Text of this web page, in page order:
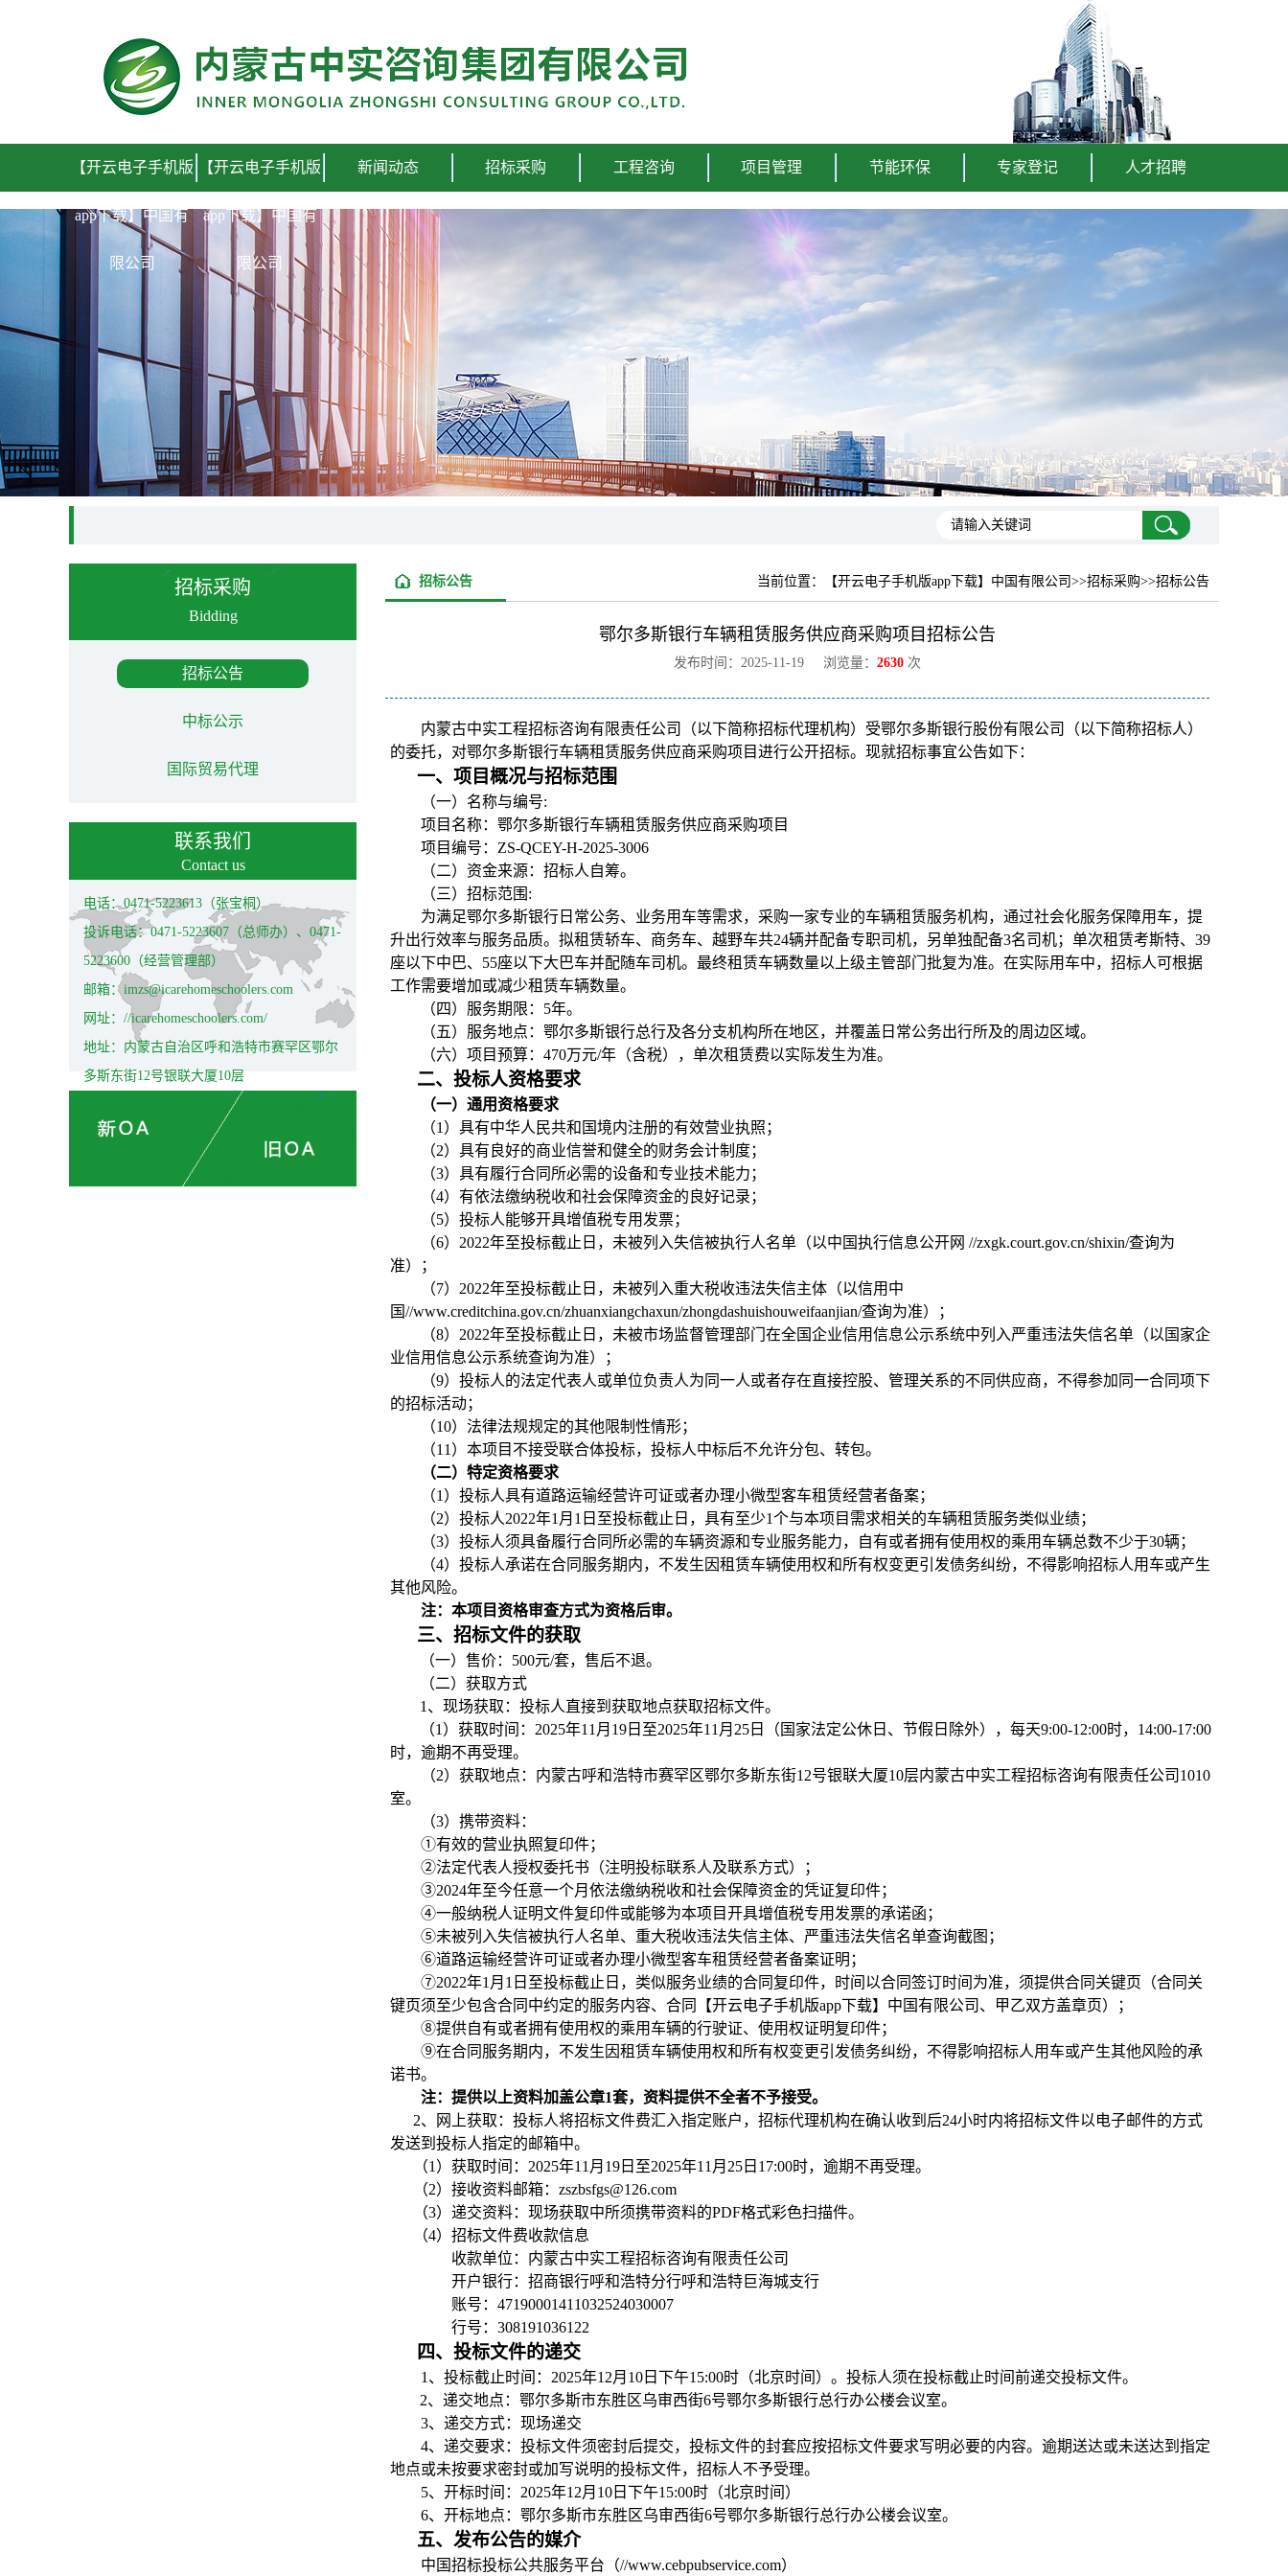
【开云电子手机版
app下载】中国有
限公司
【开云电子手机版
app下载】中国有
限公司
新闻动态 招标采购 工程咨询 项目管理 节能环保 专家登记 人才招聘
招标采购
Bidding
招标公告
中标公示
国际贸易代理
联系我们
Contact us
电话：0471-5223613（张宝桐）
投诉电话：0471-5223607（总师办）、0471-
5223600（经营管理部）
邮箱：imzs@icarehomeschoolers.com
网址：//icarehomeschoolers.com/
地址：内蒙古自治区呼和浩特市赛罕区鄂尔
多斯东街12号银联大厦10层
当前位置： 【开云电子手机版app下载】中国有限公司 >>招标采购>>招标公告
招标公告
鄂尔多斯银行车辆租赁服务供应商采购项目招标公告
发布时间：2025-11-19 浏览量： 2630 次
内蒙古中实工程招标咨询有限责任公司（以下简称招标代理机构）受鄂尔多斯银行股份有限公司
（以下简称招标人）
的委托，对鄂尔多斯银行车辆租赁服务供应商采购项目进行公开招标。 现就招标事宜公告如下：
一、项目概况与招标范围
（一）名称与编号:
项目名称：鄂尔多斯银行车辆租赁服务供应商采购项目
项目编号：ZS-QCEY-H-2025-3006
（二）资金来源：招标人自筹。
（三）招标范围:
为满足鄂尔多斯银行日常公务、业务用车等需求，采购一家专业的车辆租赁服务机构，通过社会化服务保障用车，提
升出行效率与服务品质。拟租赁轿车、商务车、越野车共24辆并配备专职司机，另单独配备3名司机；单次租赁考斯特、39
座以下中巴、55座以下大巴车并配随车司机。最终租赁车辆数量以上级主管部门批复为准。在实际用车中，招标人可根据
工作需要增加或减少租赁车辆数量。
（四） 服务期限 ： 5年。
（五）服务地点：鄂尔多斯银行总行及各分支机构所在地区，并覆盖日常公务出行所及的周边区域。
（六）项目预算：470万元/年（含税），单次租赁费以实际发生为准。
二、投标人资格要求
（一）通用资格要求
（1）具有中华人民共和国境内注册的有效营业执照；
（2）具有良好的商业信誉和健全的财务会计制度；
（3）具有履行合同所必需的设备和专业技术能力；
（4）有依法缴纳税收和社会保障资金的良好记录；
（5）投标人能够开具增值税专用发票；
（6）2022年至投标截止日，未被列入失信被执行人名单（以中国执行信息公开网 //zxgk.court.gov.cn/shixin/查询为
准）；
（7）2022年至投标截止日，未被列入重大税收违法失信主体（以信用中
国//www.creditchina.gov.cn/zhuanxiangchaxun/zhongdashuishouweifaanjian/查询为准）；
（8）2022年至投标截止日，未被市场监督管理部门在全国企业信用信息公示系统中列入严重违法失信名单（以国家企
业信用信息公示系统查询为准）；
（9）投标人的法定代表人或单位负责人为同一人或者存在直接控股、管理关系的不同供应商，不得参加同一合同项下
的招标活动；
（10）法律法规规定的其他限制性情形；
（11） 本项目不接受联合体投标， 投标人中标后不允许分包、转包。
（二）特定资格要求
（1）投标人具有道路运输经营许可证或者办理小微型客车租赁经营者备案；
（2）投标人2022年1月1日至投标截止日，具有至少1个与本项目需求相关的车辆租赁服务类似业绩；
（3）投标人须具备履行合同所必需的车辆资源和专业服务能力，自有或者拥有使用权的乘用车辆总数不少于30辆 ；
（4）投标人承诺在合同服务期内，不发生因租赁车辆使用权和所有权变更引发债务纠纷，不得影响招标人用车或产生
其他风险。
注：本项目资格审查方式为资格后审。
三、招标文件的获取
（一）售价：500元/套，售后不退。
（二）获取方式
1、现场获取：投标人直接到获取地点获取招标文件。
（1） 获取时间：2025年11月19日至2025年11月25日（国家法定公休日、节假日除外），每天9:00-12:00时，14:00-17:00
时，逾期不再受理。
（2）获取地点： 内蒙古呼和浩特市赛罕区鄂尔多斯东街12号银联大厦10层内蒙古中实工程招标咨询有限责任公司1010
室。
（3）携带资料：
①有效的营业执照复印件；
②法定代表人授权委托书（注明投标联系人及联系方式）；
③2024年至今任意一个月依法缴纳税收和社会保障资金的凭证复印件；
④一般纳税人证明文件复印件或能够为本项目开具增值税专用发票的承诺函；
⑤未被列入失信被执行人名单、重大税收违法失信主体、严重违法失信名单查询截图 ；
⑥道路运输经营许可证或者办理小微型客车租赁经营者备案证明；
⑦2022年1月1日至投标截止日，类似服务业绩的合同复印件，时间以合同签订时间为准，须提供合同关键页（合同关
键页须至少包含合同中约定的服务内容、合同【开云电子手机版app下载】中国有限公司、甲乙双方盖章页）；
⑧提供自有或者拥有使用权的乘用车辆的行驶证、使用权证明复印件；
⑨在合同服务期内，不发生因租赁车辆使用权和所有权变更引发债务纠纷，不得影响招标人用车或产生其他风险的承
诺书。
注：提供以上资料加盖公章1套，资料提供不全者不予接受。
2、网上获取： 投标人将招标文件费汇入指定账户，招标代理机构在确认收到后24小时内将招标文件以电子邮件的方式
发送到投标人指定的邮箱中。
（1）获取时间： 2025年11月19日至2025年11月25日 17:00时，逾期不再受理。
（2）接收资料邮箱：zszbsfgs@126.com
（3）递交资料：现场获取中所须携带资料的PDF格式彩色扫描件。
（4）招标文件费收款信息
收款单位：内蒙古中实工程招标咨询有限责任公司
开户银行：招商银行呼和浩特分行呼和浩特巨海城支行
账号：47190001411032524030007
行号：308191036122
四、投标文件的递交
1、投标截止时间： 2025年12月10日下午15:00时（北京时间）。投标人须在投标截止时间前递交投标文件。
2、递交地点： 鄂尔多斯市东胜区乌审西街6号鄂尔多斯银行总行办公楼会议室。
3、递交方式：现场递交
4、递交要求：投标文件须密封后提交，投标文件的封套应按招标文件要求写明必要的内容。逾期送达或未送达到指定
地点或未按要求密封或加写说明的投标文件，招标人不予受理。
5、开标时间： 2025年12月10日 下午15:00时 （北京时间）
6、 开标地点： 鄂尔多斯市东胜区乌审西街6号鄂尔多斯银行总行办公楼会议室。
五、发布公告的媒介
中国招标投标公共服务平台 （//www.cebpubservice.com）